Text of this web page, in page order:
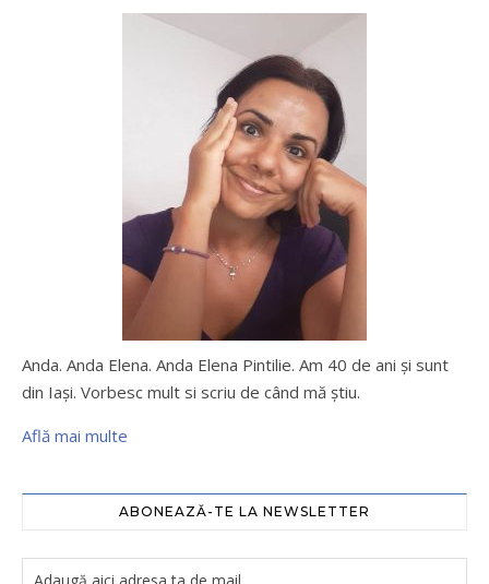
Anda. Anda Elena. Anda Elena Pintilie. Am 40 de ani şi sunt
din Iaşi. Vorbesc mult si scriu de când mă ştiu.
Află mai multe
ABONEAZĂ-TE LA NEWSLETTER